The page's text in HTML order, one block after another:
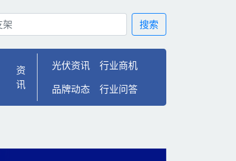
浙江光伏项目厂房
搜索
资
讯
光伏资讯
行业商机
品牌动态
行业问答